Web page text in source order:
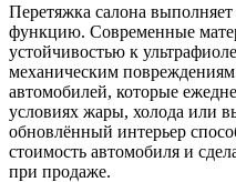
Перетяжка салона
функцию. Современные
устойчивостью к
механическим
автомобилей, которые
условиях жары, холода или
обновлённый интерьер
стоимость автомобиля и
при продаже.